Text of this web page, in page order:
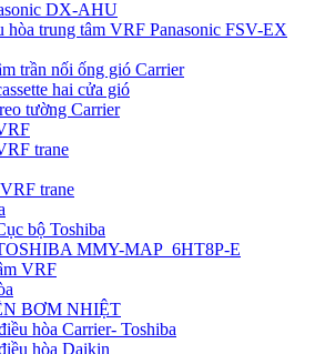
DX-AHU
hòa trung tâm VRF Panasonic FSV-EX
trần nối ống gió Carrier
hai cửa gió
tường Carrier
trane
trane
bộ Toshiba
MMY-MAP_6HT8P-E
VRF
BƠM NHIỆT
hòa Carrier- Toshiba
hòa Daikin